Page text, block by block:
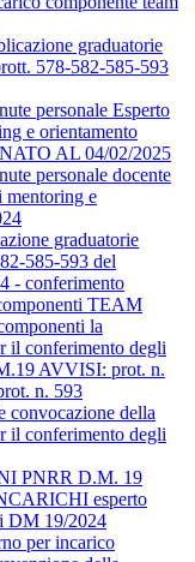
graduatorie
578-582-585-593
personale Esperto
e orientamento
AL 04/02/2025
personale docente
mentoring e
graduatorie
585-593 del
- conferimento
TEAM
la
il conferimento degli
AVVISI: prot. n.
n. 593
convocazione della
il conferimento degli
PNRR D.M. 19
esperto
DM 19/2024
per incarico